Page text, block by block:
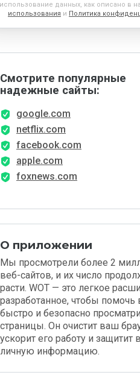
использование данных, как описано в
использования и Политика
Смотрите популярные
надежные сайты:
google.com
netflix.com
facebook.com
apple.com
foxnews.com
О приложении
Мы просмотрели более 2
веб-сайтов, и их число
расти. WOT — это легкое
разработанное, чтобы помочь
быстро и безопасно
страницы. Он очистит ваш
ускорит его работу и защитит
личную информацию.